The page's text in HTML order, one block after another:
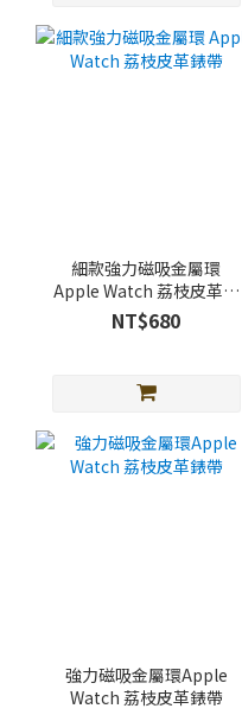
細款強力磁吸金屬環
Apple Watch 荔枝皮革錶
帶
NT$680
強力磁吸金屬環Apple
Watch 荔枝皮革錶帶